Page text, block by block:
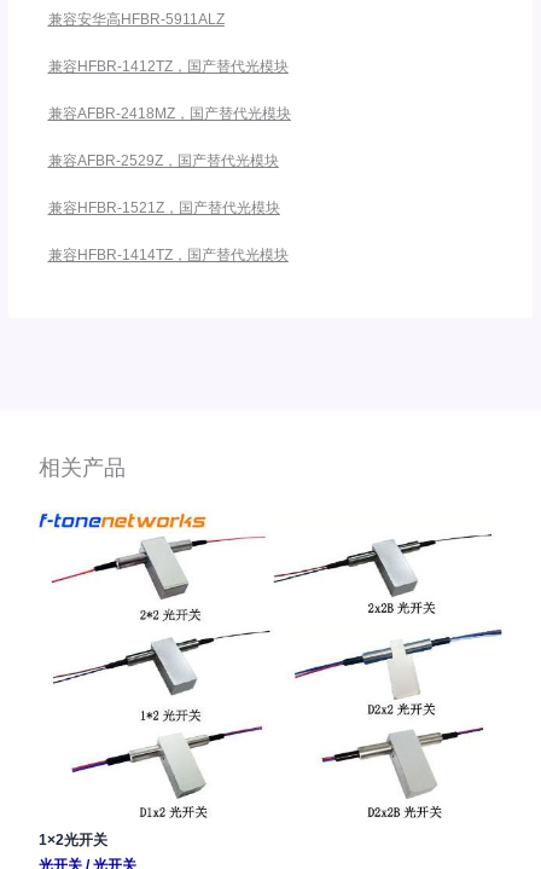
兼容安华高HFBR-5911ALZ
兼容HFBR-1412TZ，国产替代光模块
兼容AFBR-2418MZ，国产替代光模块
兼容AFBR-2529Z，国产替代光模块
兼容HFBR-1521Z，国产替代光模块
兼容HFBR-1414TZ，国产替代光模块
相关产品
1×2光开关
光开关/光开关